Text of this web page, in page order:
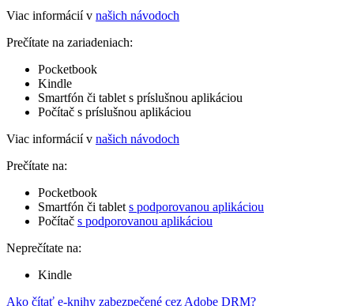
Viac informácií v našich návodoch
Prečítate na zariadeniach:
Pocketbook
Kindle
Smartfón či tablet s príslušnou aplikáciou
Počítač s príslušnou aplikáciou
Viac informácií v našich návodoch
Prečítate na:
Pocketbook
Smartfón či tablet s podporovanou aplikáciou
Počítač s podporovanou aplikáciou
Neprečítate na:
Kindle
Ako čítať e-knihy zabezpečené cez Adobe DRM?